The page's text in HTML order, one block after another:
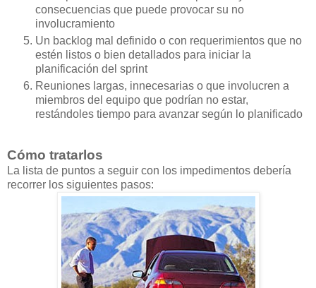
consecuencias que puede provocar su no
involucramiento
Un backlog mal definido o con requerimientos que no
estén listos o bien detallados para iniciar la
planificación del sprint
Reuniones largas, innecesarias o que involucren a
miembros del equipo que podrían no estar,
restándoles tiempo para avanzar según lo planificado
Cómo tratarlos
La lista de puntos a seguir con los impedimentos debería
recorrer los siguientes pasos: